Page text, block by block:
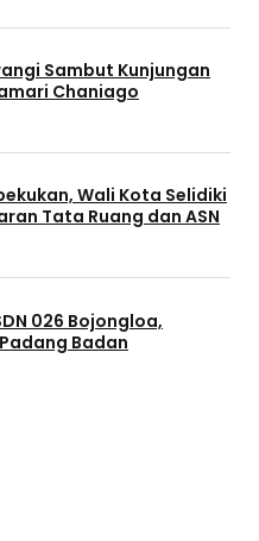
Sambut Kunjungan
Chaniago
Wali Kota Selidiki
Tata Ruang dan ASN
026 Bojongloa,
Badan